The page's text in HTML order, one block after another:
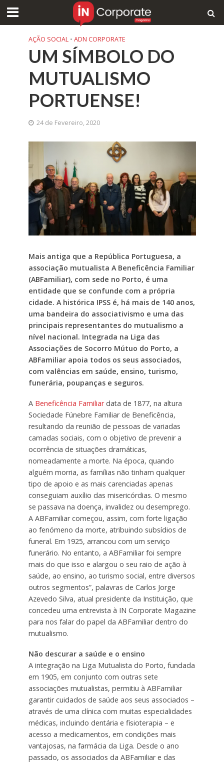
AÇÃO SOCIAL • ADN CORPORATE
UM SÍMBOLO DO
MUTUALISMO
PORTUENSE!
24 de Fevereiro, 2020
Mais antiga que a República Portuguesa, a
associação mutualista A Beneficência Familiar
(ABFamiliar), com sede no Porto, é uma
entidade que se confunde com a própria
cidade. A histórica IPSS é, há mais de 140 anos,
uma bandeira do associativismo e uma das
principais representantes do mutualismo a
nível nacional. Integrada na Liga das
Associações de Socorro Mútuo do Porto, a
ABFamiliar apoia todos os seus associados,
com valências em saúde, ensino, turismo,
funerária, poupanças e seguros.
A Beneficência Familiardata de 1877, na altura
Sociedade Fúnebre Familiar de Beneficência,
resultando da reunião de pessoas de variadas
camadas sociais, com o objetivo de prevenir a
ocorrência de situações dramáticas,
nomeadamente a morte. Na época, quando
alguém morria, as famílias não tinham qualquer
tipo de apoio e as mais carenciadas apenas
conseguiam auxílio das misericórdias. O mesmo
se passava na doença, invalidez ou desemprego.
A ABFamiliar começou, assim, com forte ligação
ao fenómeno da morte, atribuindo subsídios de
funeral. Em 1925, arrancou com um serviço
funerário. No entanto, a ABFamiliar foi sempre
mais do que isso e alargou o seu raio de ação à
saúde, ao ensino, ao turismo social, entre diversos
outros segmentos”, palavras de Carlos Jorge
Azevedo Silva, atual presidente da Instituição, que
concedeu uma entrevista à IN Corporate Magazine
para nos falar do papel da ABFamiliar dentro do
mutualismo.
Não descurar a saúde e o ensino
A integração na Liga Mutualista do Porto, fundada
em 1905, em conjunto com outras sete
associações mutualistas, permitiu à ABFamiliar
garantir cuidados de saúde aos seus associados –
através de uma clínica com muitas especialidades
médicas, incluindo dentária e fisioterapia – e
acesso a medicamentos, em condições mais
vantajosas, na farmácia da Liga. Desde o ano
passado, os associados da ABFamiliar e das